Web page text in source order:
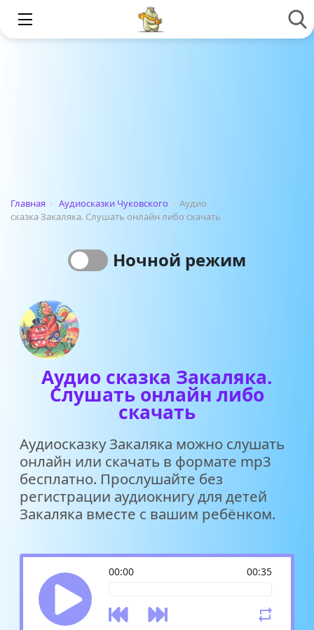
Главная › Аудиосказки Чуковского › Аудио
сказка Закаляка. Слушать онлайн либо скачать
Ночной режим
Аудио сказка Закаляка.
Слушать онлайн либо
скачать
Аудиосказку Закаляка можно слушать
онлайн или скачать в формате mp3
бесплатно. Прослушайте без
регистрации аудиокнигу для детей
Закаляка вместе с вашим ребёнком.
00:00 00:35